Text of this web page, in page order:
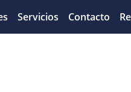
Servicios Contacto